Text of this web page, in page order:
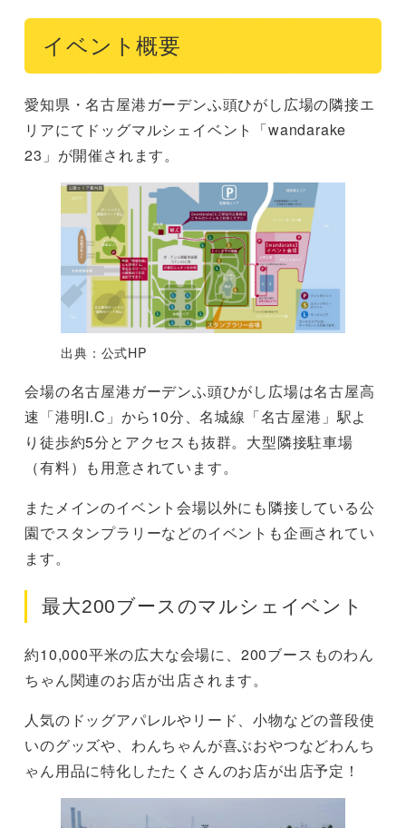
イベント概要
愛知県・名古屋港ガーデンふ頭ひがし広場の隣接エ
リアにてドッグマルシェイベント「wandarake
23」が開催されます。
出典：公式HP
会場の名古屋港ガーデンふ頭ひがし広場は名古屋高
速「港明I.C」から10分、名城線「名古屋港」駅よ
り徒歩約5分とアクセスも抜群。大型隣接駐車場
（有料）も用意されています。
またメインのイベント会場以外にも隣接している公
園でスタンプラリーなどのイベントも企画されてい
ます。
最大200ブースのマルシェイベント
約10,000平米の広大な会場に、200ブースものわん
ちゃん関連のお店が出店されます。
人気のドッグアパレルやリード、小物などの普段使
いのグッズや、わんちゃんが喜ぶおやつなどわんち
ゃん用品に特化したたくさんのお店が出店予定！